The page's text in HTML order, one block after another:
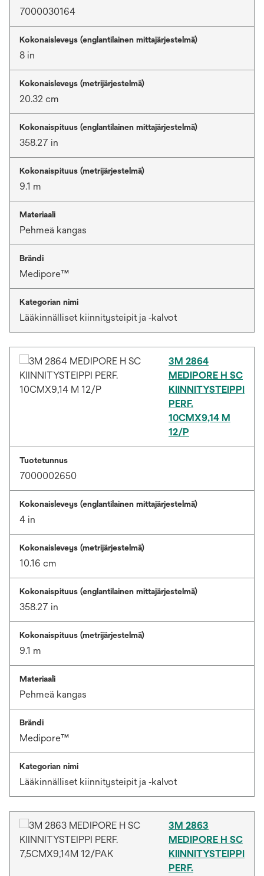
7000030164
Kokonaisleveys (englantilainen mittajärjestelmä)
8 in
Kokonaisleveys (metrijärjestelmä)
20.32 cm
Kokonaispituus (englantilainen mittajärjestelmä)
358.27 in
Kokonaispituus (metrijärjestelmä)
9.1 m
Materiaali
Pehmeä kangas
Brändi
Medipore™
Kategorian nimi
Lääkinnälliset kiinnitysteipit ja ‑kalvot
3M 2864
MEDIPORE H SC
KIINNITYSTEIPPI
PERF.
10CMX9,14 M
12/P
Tuotetunnus
7000002650
Kokonaisleveys (englantilainen mittajärjestelmä)
4 in
Kokonaisleveys (metrijärjestelmä)
10.16 cm
Kokonaispituus (englantilainen mittajärjestelmä)
358.27 in
Kokonaispituus (metrijärjestelmä)
9.1 m
Materiaali
Pehmeä kangas
Brändi
Medipore™
Kategorian nimi
Lääkinnälliset kiinnitysteipit ja ‑kalvot
3M 2863
MEDIPORE H SC
KIINNITYSTEIPPI
PERF.